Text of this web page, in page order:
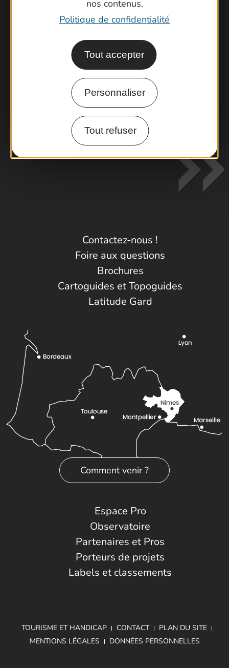
nos contenus.
Politique de confidentialité
Tout accepter
Personnaliser
Tout refuser
Visiter le Pont du Gard en famille
Les Arènes de Nîmes
Escapade en Camargue
Randonnée en Cévennes
Contactez-nous !
Foire aux questions
Brochures
Cartoguides et Topoguides
Latitude Gard
Comment venir ?
Espace Pro
Observatoire
Partenaires et Pros
Porteurs de projets
Labels et classements
TOURISME ET HANDICAP CONTACT
PLAN DU SITE
MENTIONS LÉGALES
DONNÉES PERSONNELLES